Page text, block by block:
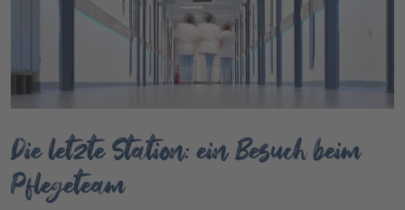
Die letzte Station: ein Besuch beim
Pflegeteam